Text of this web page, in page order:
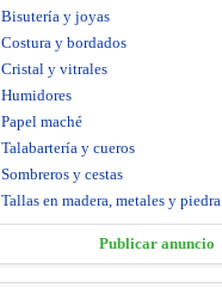
Bisutería y joyas
Costura y bordados
Cristal y vitrales
Humidores
Papel maché
Talabartería y cueros
Sombreros y cestas
Tallas en madera, metales y piedra
Publicar anuncio